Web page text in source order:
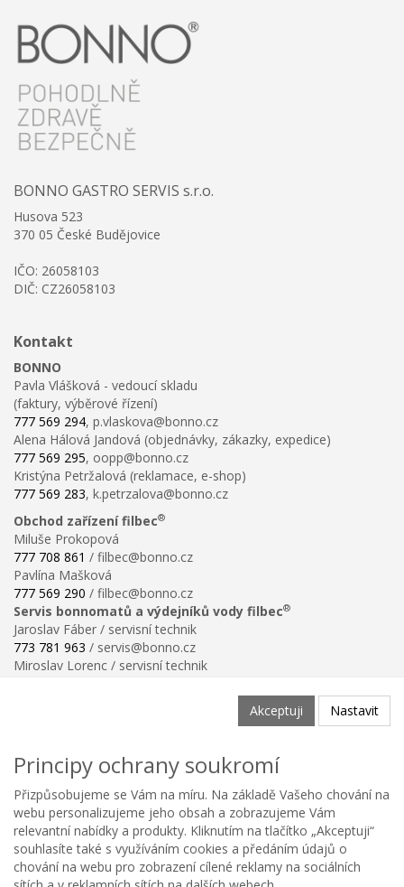
BONNO GASTRO SERVIS s.r.o.
Husova 523
370 05 České Budějovice
IČO: 26058103
DIČ: CZ26058103
Kontakt
BONNO
Pavla Vlášková - vedoucí skladu
(faktury, výběrové řízení)
777 569 294, p.vlaskova@bonno.cz
Alena Hálová Jandová (objednávky, zákazky, expedice)
777 569 295, oopp@bonno.cz
Kristýna Petržalová (reklamace, e-shop)
777 569 283, k.petrzalova@bonno.cz
Obchod zařízení filbec®
Miluše Prokopová
777 708 861 / filbec@bonno.cz
Pavlína Mašková
777 569 290 / filbec@bonno.cz
Servis bonnomatů a výdejníků vody filbec®
Jaroslav Fáber / servisní technik
773 781 963 / servis@bonno.cz
Miroslav Lorenc / servisní technik
Ochrana osobních údajů
Poučení o právu na odstoupení od smlouvy
Reklamační řád
Reklamační protokol ke stažení
Velikostní tabulka
Nastavení soukromí
Odstoupení od smlouvy
Akceptuji Nastavit
Principy ochrany soukromí
Přizpůsobujeme se Vám na míru. Na základě Vašeho chování na
webu personalizujeme jeho obsah a zobrazujeme Vám
relevantní nabídky a produkty. Kliknutím na tlačítko „Akceptuji“
souhlasíte také s využíváním cookies a předáním údajů o
chování na webu pro zobrazení cílené reklamy na sociálních